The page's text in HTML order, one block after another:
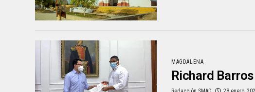
MAGDALENA
Richard